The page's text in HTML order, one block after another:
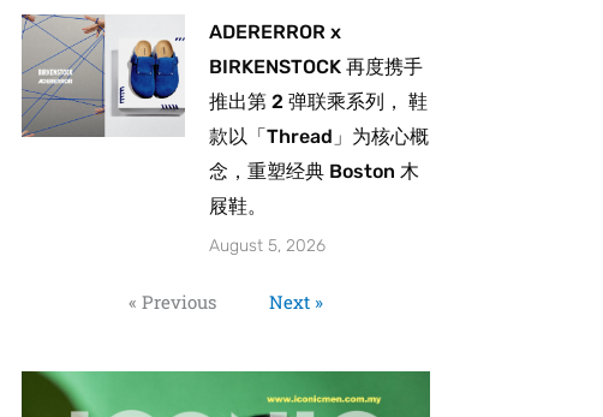
ADERERROR x
BIRKENSTOCK 再度携手
推出第 2 弹联乘系列， 鞋
款以「Thread」为核心概
念，重塑经典 Boston 木
屐鞋。
August 5, 2026
« Previous Next »